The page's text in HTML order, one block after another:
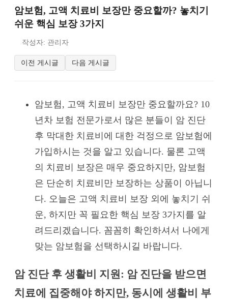
암보험, 고액 치료비 보장만 중요할까? 놓치기
쉬운 핵심 보장 3가지
작성자: 관리자
이전 게시글 다음 게시글
암보험, 고액 치료비 보장만 중요할까요? 10
년차 보험 전문가로서 많은 분들이 암 진단
후 막대한 치료비에 대한 걱정으로 암보험에
가입하시는 것을 알고 있습니다. 물론 고액
의 치료비 보장은 매우 중요하지만, 암보험
은 단순히 치료비만 보장하는 상품이 아닙니
다. 오늘은 고액 치료비 보장 외에 놓치기 쉬
운, 하지만 꼭 필요한 핵심 보장 3가지를 알
려드리겠습니다. 꼼꼼히 확인하셔서 나에게
맞는 암보험을 선택하시길 바랍니다.
암 진단 후 생활비 지원: 암 진단을 받으면
치료에 집중해야 하지만, 동시에 생활비 부